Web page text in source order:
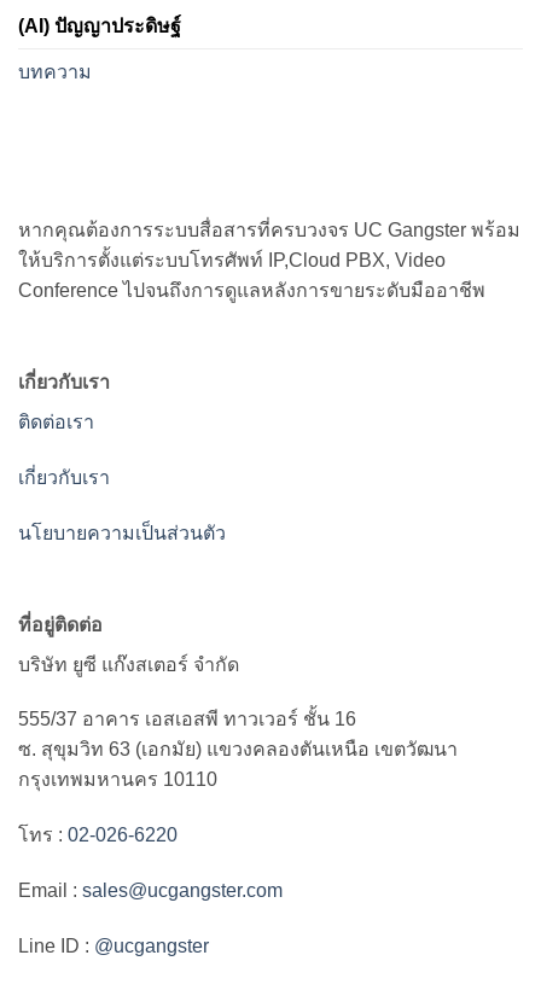
(AI) ปัญญาประดิษฐ์
บทความ
หากคุณต้องการระบบสื่อสารที่ครบวงจร UC Gangster พร้อม
ให้บริการตั้งแต่ระบบโทรศัพท์ IP,Cloud PBX, Video
Conference ไปจนถึงการดูแลหลังการขายระดับมืออาชีพ
เกี่ยวกับเรา
ติดต่อเรา
เกี่ยวกับเรา
นโยบายความเป็นส่วนตัว
ที่อยู่ติดต่อ
บริษัท ยูซี แก๊งสเตอร์ จำกัด
555/37 อาคาร เอสเอสพี ทาวเวอร์ ชั้น 16
ซ. สุขุมวิท 63 (เอกมัย) แขวงคลองตันเหนือ เขตวัฒนา
กรุงเทพมหานคร 10110
โทร : 02-026-6220
Email : sales@ucgangster.com
Line ID : @ucgangster